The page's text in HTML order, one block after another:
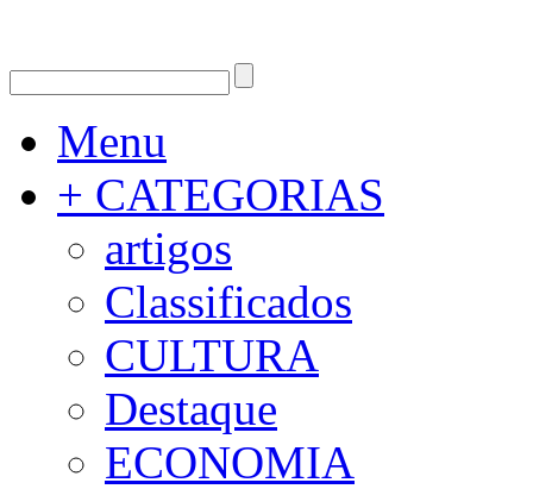
Menu
+ CATEGORIAS
artigos
Classificados
CULTURA
Destaque
ECONOMIA